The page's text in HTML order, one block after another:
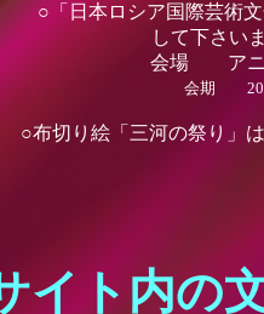
○「日本ロシア国際芸術
して下さいま
会場 アニチ
会期 2006年4月
○布切り絵「三河の祭り」
イト内の